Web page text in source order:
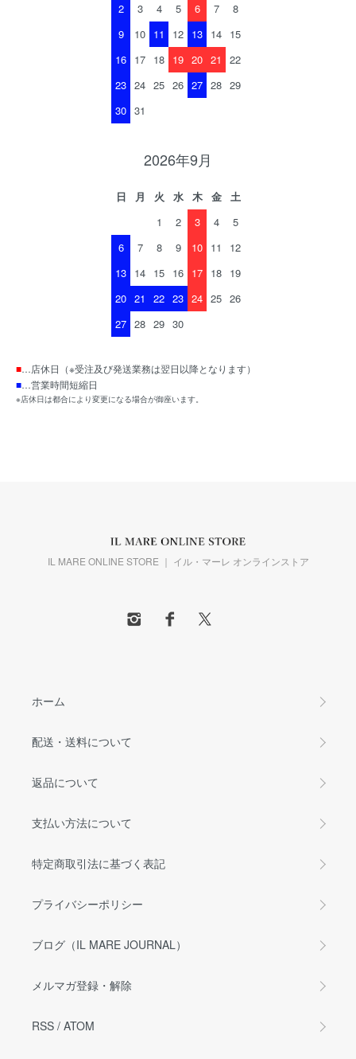
2
3 4 5 6 7
8
9
10 11 12 13 14 15
16 17 18 19 20 21
22
23 24 25 26 27 28 29
30 31
2026年9月
日 月 火 水 木 金
土
1
2 3 4
5
6
7 8 9 10 11
12
13 14 15 16 17 18 19
20 21 22 23 24 25 26
27 28 29 30
■…店休日（※受注及び発送業務は翌日以降となります）
■…営業時間短縮日
※店休日は都合により変更になる場合が御座います。
IL MARE ONLINE STORE ｜ イル・マーレ オンラインストア
ホーム
配送・送料について
返品について
支払い方法について
特定商取引法に基づく表記
プライバシーポリシー
ブログ（IL MARE JOURNAL）
メルマガ登録・解除
RSS / ATOM